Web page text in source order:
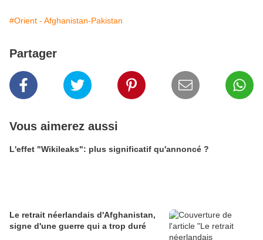
#Orient - Afghanistan-Pakistan
Partager
Vous aimerez aussi
L'effet "Wikileaks": plus significatif qu'annoncé ?
Le retrait néerlandais d'Afghanistan,
signe d'une guerre qui a trop duré